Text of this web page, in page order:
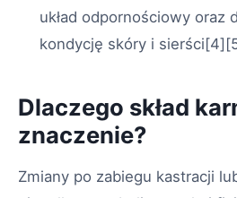
układ odpornościowy oraz
kondycję skóry i sierści
Dlaczego skład
znaczenie?
Zmiany po zabiegu kastracji